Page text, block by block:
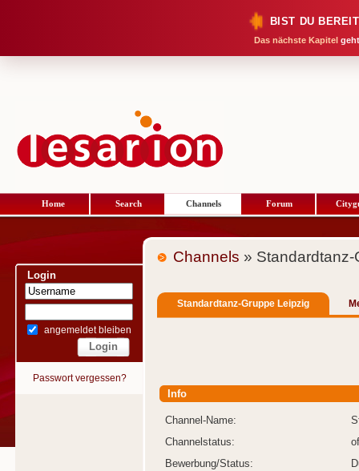
BIST DU
Das nächste Kapitel
Home Search Channels Forum
Login
angemeldet bleiben
Passwort vergessen?
Channels »
Standardtanz-Gruppe Leipzig
Info
Channel-Name:
Channelstatus:
Bewerbung/Status: